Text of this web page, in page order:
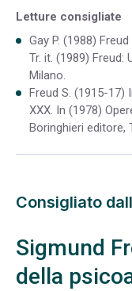
Letture consigliate
Gay P. (1988)
Tr. it. (1989) Freud:
Milano.
Freud S. (1915-17)
XXX. In (1978)
Boringhieri editore,
Consigliato
Sigmund
della